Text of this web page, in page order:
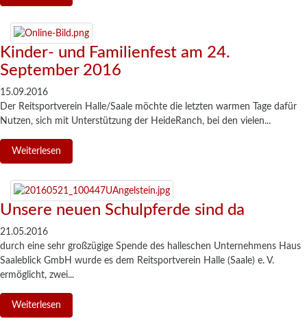
Kinder- und Familienfest am 24.
September 2016
15.09.2016
Der Reitsportverein Halle/Saale möchte die letzten warmen Tage dafür
Nutzen, sich mit Unterstützung der HeideRanch, bei den vielen...
Weiterlesen
Unsere neuen Schulpferde sind da
21.05.2016
durch eine sehr großzügige Spende des halleschen Unternehmens Haus
Saaleblick GmbH wurde es dem Reitsportverein Halle (Saale) e. V.
ermöglicht, zwei...
Weiterlesen